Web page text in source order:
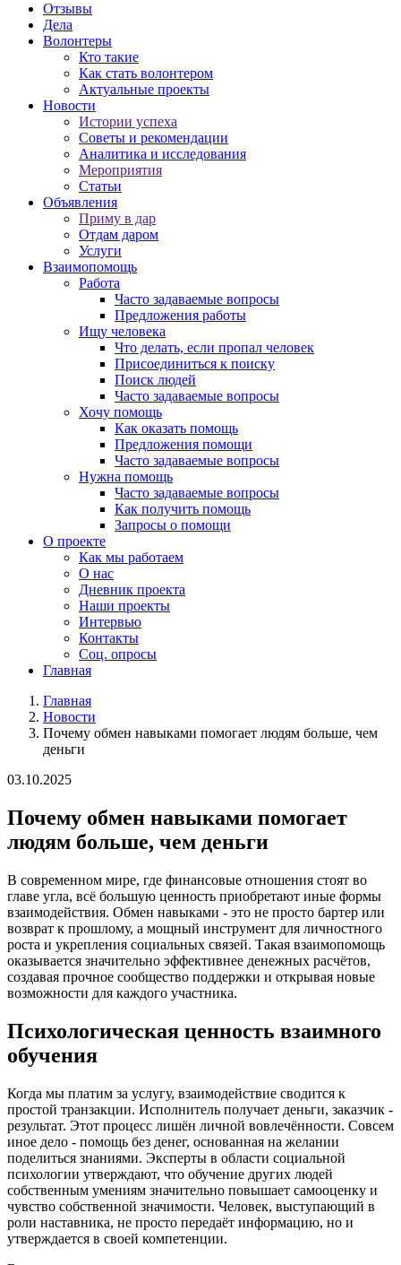
Отзывы
Дела
Волонтеры
Кто такие
Как стать волонтером
Актуальные проекты
Новости
Истории успеха
Советы и рекомендации
Аналитика и исследования
Мероприятия
Статьи
Объявления
Приму в дар
Отдам даром
Услуги
Взаимопомощь
Работа
Часто задаваемые вопросы
Предложения работы
Ищу человека
Что делать, если пропал человек
Присоединиться к поиску
Поиск людей
Часто задаваемые вопросы
Хочу помощь
Как оказать помощь
Предложения помощи
Часто задаваемые вопросы
Нужна помощь
Часто задаваемые вопросы
Как получить помощь
Запросы о помощи
О проекте
Как мы работаем
О нас
Дневник проекта
Наши проекты
Интервью
Контакты
Соц. опросы
Главная
Главная
Новости
Почему обмен навыками помогает людям больше, чем
деньги
03.10.2025
Почему обмен навыками помогает
людям больше, чем деньги
В современном мире, где финансовые отношения стоят во
главе угла, всё большую ценность приобретают иные формы
взаимодействия. Обмен навыками - это не просто бартер или
возврат к прошлому, а мощный инструмент для личностного
роста и укрепления социальных связей. Такая взаимопомощь
оказывается значительно эффективнее денежных расчётов,
создавая прочное сообщество поддержки и открывая новые
возможности для каждого участника.
Психологическая ценность взаимного
обучения
Когда мы платим за услугу, взаимодействие сводится к
простой транзакции. Исполнитель получает деньги, заказчик -
результат. Этот процесс лишён личной вовлечённости. Совсем
иное дело - помощь без денег, основанная на желании
поделиться знаниями. Эксперты в области социальной
психологии утверждают, что обучение других людей
собственным умениям значительно повышает самооценку и
чувство собственной значимости. Человек, выступающий в
роли наставника, не просто передаёт информацию, но и
утверждается в своей компетенции.